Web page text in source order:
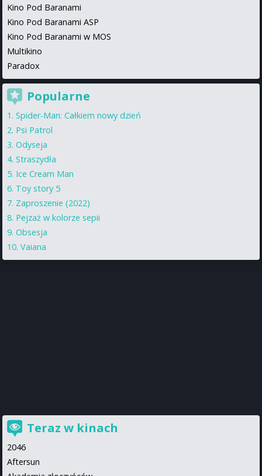
Kino Pod Baranami
Kino Pod Baranami ASP
Kino Pod Baranami w MOS
Multikino
Paradox
Popularne
Spider-Man: Całkiem nowy dzień
Psi Patrol
Odyseja
Straszydła
Ice Cream Man
Toy story 5
Zaproszenie (2022)
Pejzaż w kolorze sepii
Obsesja
Vaiana
Teraz w kinach
2046
Aftersun